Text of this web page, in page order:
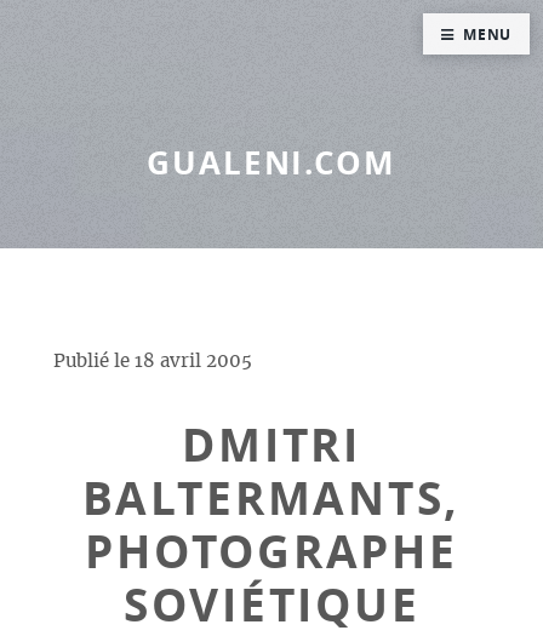
GUALENI.COM
Publié le 18 avril 2005
DMITRI
BALTERMANTS,
PHOTOGRAPHE
SOVIÉTIQUE
MENU